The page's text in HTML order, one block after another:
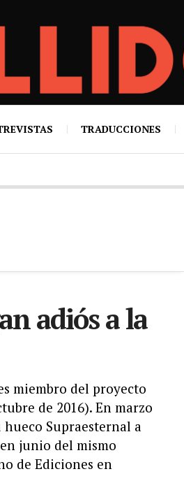
TRADUCCIONES
adiós a la
miembro del proyecto
de 2016). En marzo
Supraesternal a
junio del mismo
de Ediciones en